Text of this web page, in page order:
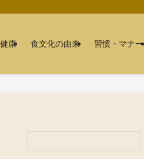
康 食文化の由来 習慣・マナー